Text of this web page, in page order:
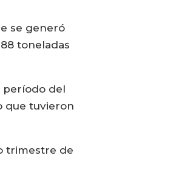
se generó
toneladas
período del
que tuvieron
trimestre de